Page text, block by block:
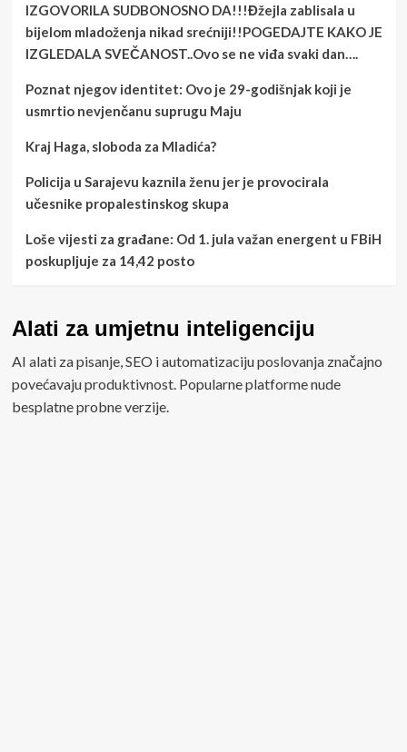
IZGOVORILA SUDBONOSNO DA!!!Đžejla zablisala u
bijelom mladoženja nikad srećniji!!POGEDAJTE KAKO JE
IZGLEDALA SVEČANOST..Ovo se ne viđa svaki dan….
Poznat njegov identitet: Ovo je 29-godišnjak koji je
usmrtio nevjenčanu suprugu Maju
Kraj Haga, sloboda za Mladića?
Policija u Sarajevu kaznila ženu jer je provocirala
učesnike propalestinskog skupa
Loše vijesti za građane: Od 1. jula važan energent u FBiH
poskupljuje za 14,42 posto
Alati za umjetnu inteligenciju
AI alati za pisanje, SEO i automatizaciju poslovanja značajno
povećavaju produktivnost. Popularne platforme nude
besplatne probne verzije.